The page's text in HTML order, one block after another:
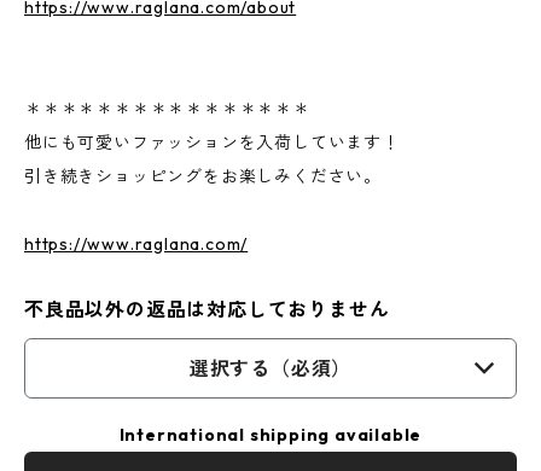
https://www.raglana.com/about
＊＊＊＊＊＊＊＊＊＊＊＊＊＊＊＊
他にも可愛いファッションを入荷しています！
引き続きショッピングをお楽しみください。
https://www.raglana.com/
不良品以外の返品は対応しておりません
選択する（必須）
International shipping available